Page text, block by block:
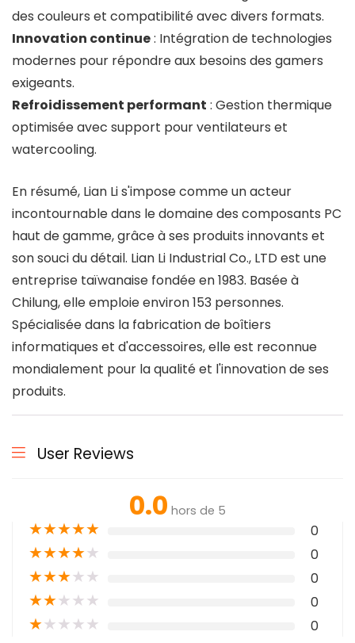
des couleurs et compatibilité avec divers formats.
Innovation continue: Intégration de technologies
modernes pour répondre aux besoins des gamers
exigeants.
Refroidissement performant : Gestion thermique
optimisée avec support pour ventilateurs et
watercooling.
En résumé, Lian Li s'impose comme un acteur
incontournable dans le domaine des composants PC
haut de gamme, grâce à ses produits innovants et
son souci du détail. Lian Li Industrial Co., LTD est une
entreprise taïwanaise fondée en 1983. Basée à
Chilung, elle emploie environ 153 personnes.
Spécialisée dans la fabrication de boîtiers
informatiques et d'accessoires, elle est reconnue
mondialement pour la qualité et l'innovation de ses
produits.
User Reviews
0.0 hors de 5
★★★★★ 0
★★★★★ 0
★★★★★ 0
★★★★★ 0
★★★★★ 0